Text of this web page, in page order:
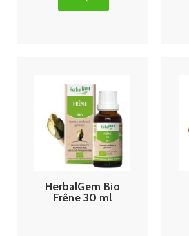
HerbalGem Bio
Frêne 30 ml